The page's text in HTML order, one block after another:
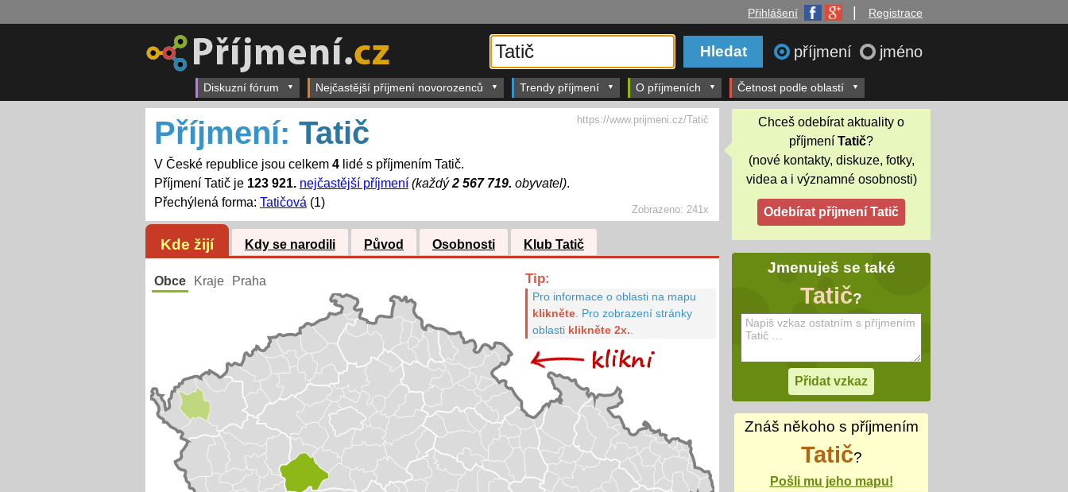
Přihlášení Registrace
příjmení jméno
Diskuzní fórum Nejčastější příjmení novorozenců Trendy příjmení O příjmeních Četnost podle oblastí
Zobrazeno:241x
Příjmení: Tatič
V České republice jsou celkem 4lidé s příjmením Tatič.
Příjmení Tatič je 123 921. nejčastější příjmení (každý2 567 719. obyvatel).
Přechýlená forma: Tatičová (1)
https://www.prijmeni.cz/Tatič
Kde žijí Kdy se narodili Původ Osobnosti Klub Tatič
Obce Kraje Praha Tip:
Pro informace o oblasti na mapu
klikněte. Pro zobrazení stránky
oblasti klikněte 2x.
Chceš odebírat aktuality o
příjmení Tatič?
(nové kontakty, diskuze, fotky,
videa a i významné osobnosti)
Jmenuješ se také
Tatič?
Znáš někoho s příjmením
Tatič?
Pošli mu jeho mapu!